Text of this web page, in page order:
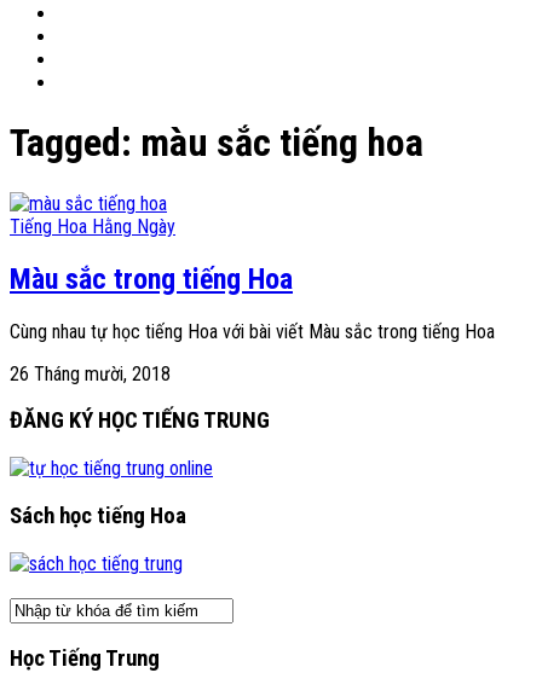
Tagged: màu sắc tiếng hoa
Tiếng Hoa Hằng Ngày
Màu sắc trong tiếng Hoa
Cùng nhau tự học tiếng Hoa với bài viết Màu sắc trong tiếng Hoa
26 Tháng mười, 2018
ĐĂNG KÝ HỌC TIẾNG TRUNG
Sách học tiếng Hoa
Học Tiếng Trung